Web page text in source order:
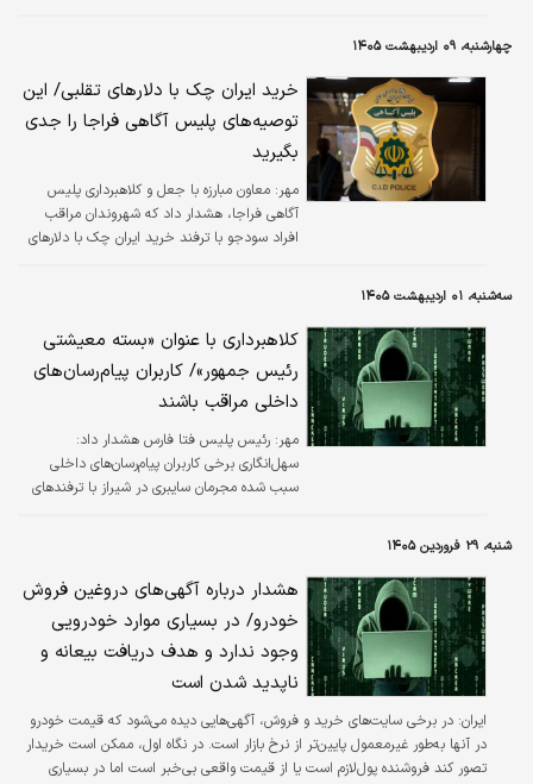
چهارشنبه، ۰۹ اردیبهشت ۱۴۰۵
خرید ایران چک با دلارهای تقلبی/ این
توصیه‌های پلیس آگاهی فراجا را جدی
بگیرید
مهر: معاون مبارزه با جعل و کلاهبرداری پلیس
آگاهی فراجا، هشدار داد که شهروندان مراقب
افراد سودجو با ترفند خرید ایران چک با دلارهای
سه‌شنبه، ۰۱ اردیبهشت ۱۴۰۵
کلاهبرداری با عنوان «بسته معیشتی
رئیس جمهور»/ کاربران پیام‌رسان‌های
داخلی مراقب باشند
مهر: رئیس پلیس فتا فارس هشدار داد:
سهل‌انگاری برخی کاربران پیام‌رسان‌های داخلی
سبب شده مجرمان سایبری در شیراز با ترفندهای
شنبه، ۲۹ فروردین ۱۴۰۵
هشدار درباره آگهی‌های دروغین فروش
خودرو/ در بسیاری موارد خودرویی
وجود ندارد و هدف دریافت بیعانه و
ناپدید شدن است
ایران: در برخی سایت‌های خرید و فروش، آگهی‌هایی دیده می‌شود که قیمت خودرو
در آنها به‌طور غیرمعمول پایین‌تر از نرخ بازار است. در نگاه اول، ممکن است خریدار
تصور کند فروشنده پول‌لازم است یا از قیمت واقعی بی‌خبر است اما در بسیاری